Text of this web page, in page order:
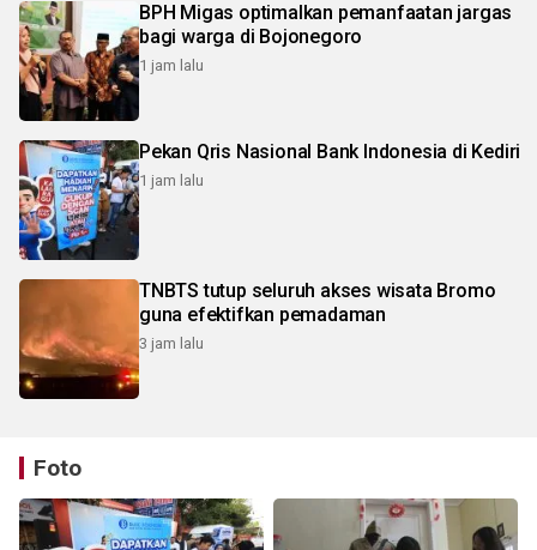
BPH Migas optimalkan pemanfaatan jargas
bagi warga di Bojonegoro
1 jam lalu
Pekan Qris Nasional Bank Indonesia di Kediri
1 jam lalu
TNBTS tutup seluruh akses wisata Bromo
guna efektifkan pemadaman
3 jam lalu
Foto